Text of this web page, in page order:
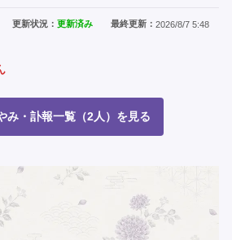
更新状況：更新済み 最終更新： 2026/8/7 5:48
み・訃報一覧（2人）を見る